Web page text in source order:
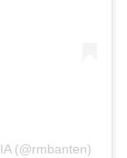
(@rmbanten)